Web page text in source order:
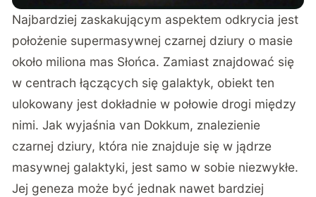
Najbardziej zaskakującym aspektem odkrycia jest
położenie supermasywnej czarnej dziury o masie
około miliona mas Słońca. Zamiast znajdować się
w centrach łączących się galaktyk, obiekt ten
ulokowany jest dokładnie w połowie drogi między
nimi. Jak wyjaśnia van Dokkum, znalezienie
czarnej dziury, która nie znajduje się w jądrze
masywnej galaktyki, jest samo w sobie niezwykłe.
Jej geneza może być jednak nawet bardziej